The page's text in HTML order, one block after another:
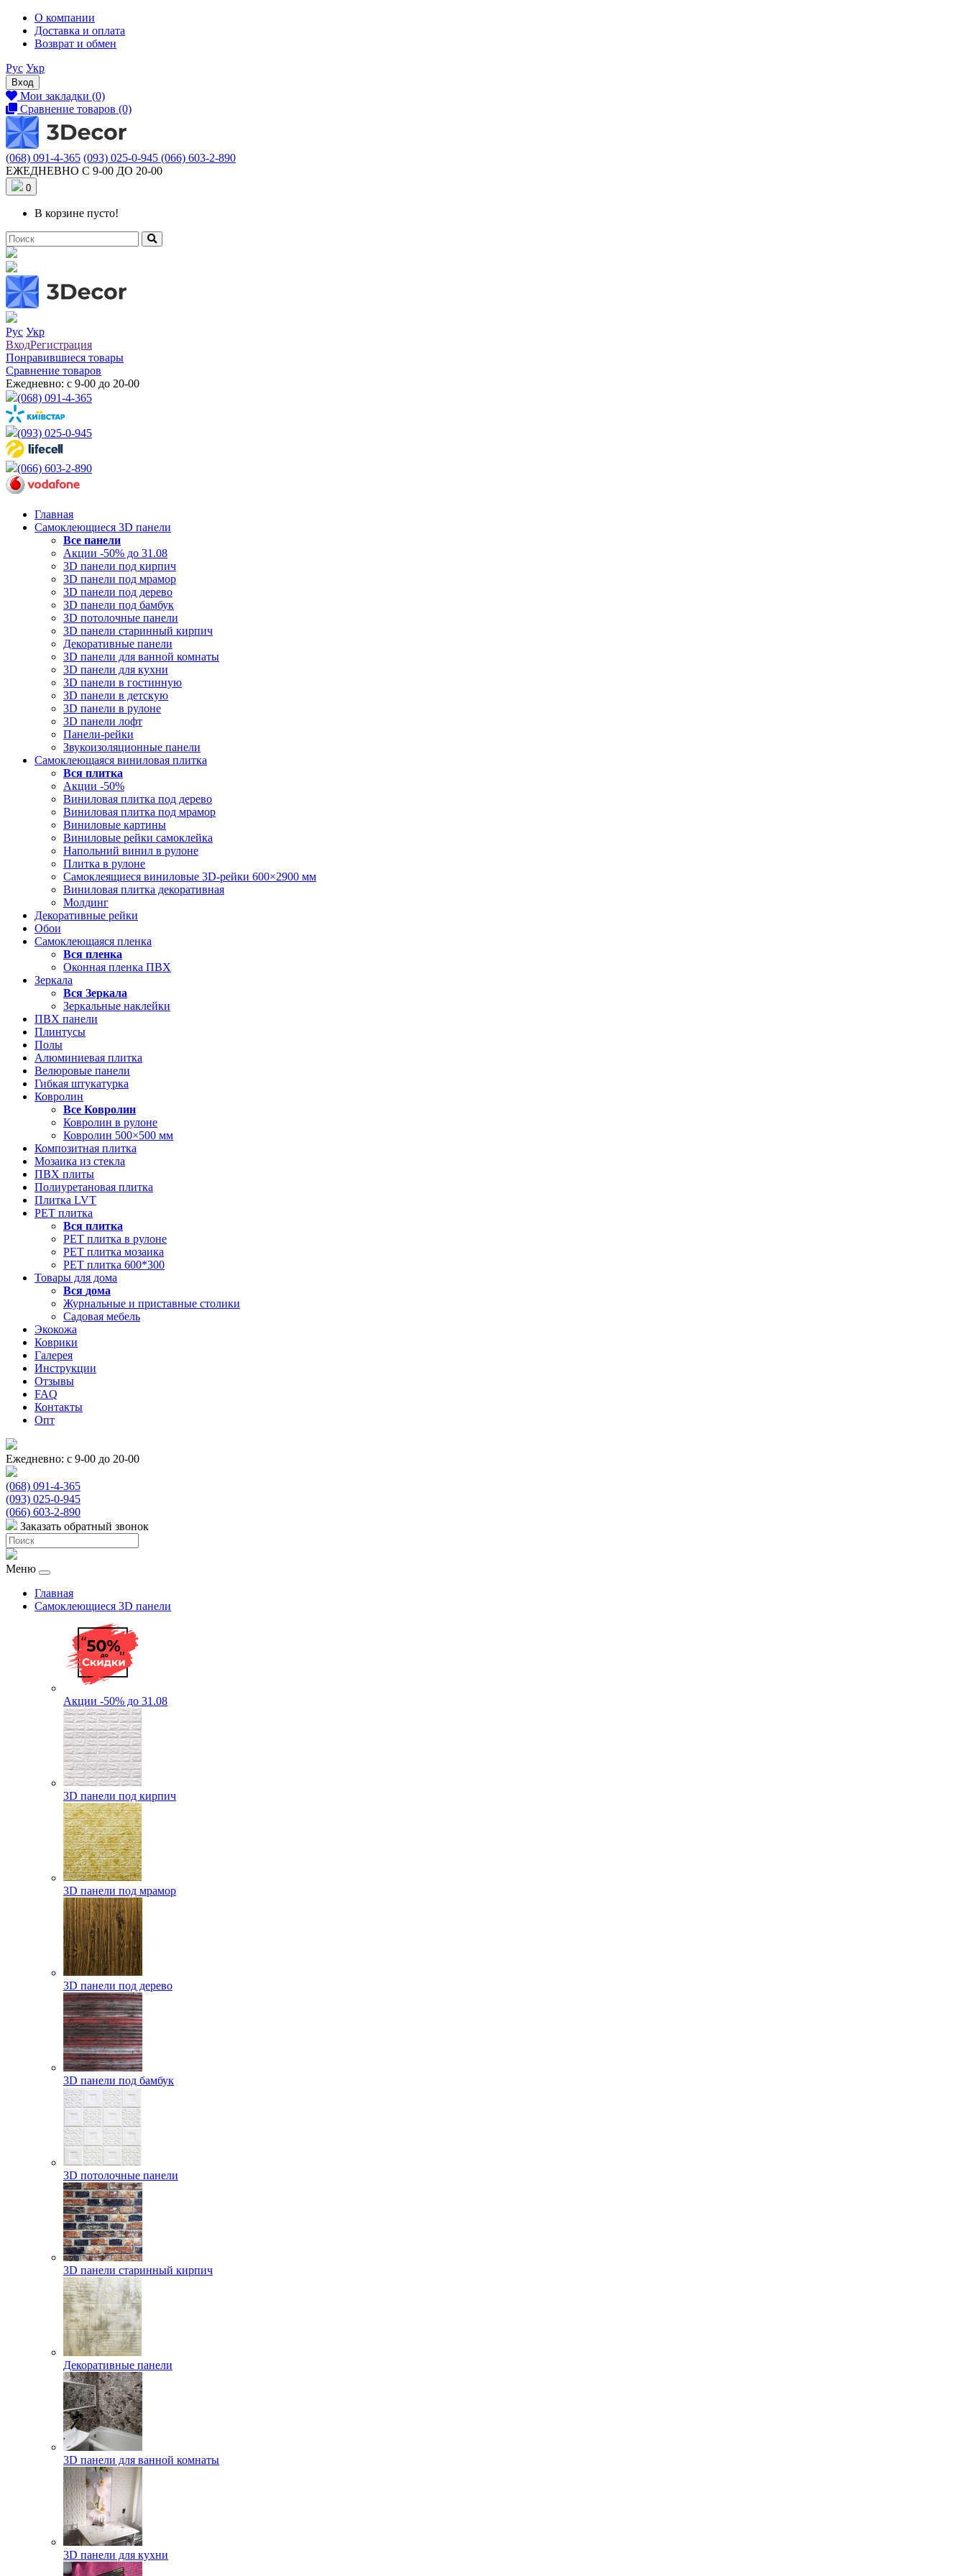
О компании
Доставка и оплата
Возврат и обмен
Рус Укр
Вход
Мои закладки (0)
Сравнение товаров (0)
(068) 091-4-365 (093) 025-0-945 (066) 603-2-890
ЕЖЕДНЕВНО С 9-00 ДО 20-00
0
В корзине пусто!
Рус Укр
ВходРегистрация
Понравившиеся товары
Сравнение товаров
Ежедневно: с 9-00 до 20-00
(068) 091-4-365
(093) 025-0-945
(066) 603-2-890
Главная
Самоклеющиеся 3D панели
Все панели
Акции -50% до 31.08
3D панели под кирпич
3D панели под мрамор
3D панели под дерево
3D панели под бамбук
3D потолочные панели
3D панели старинный кирпич
Декоративные панели
3D панели для ванной комнаты
3D панели для кухни
3D панели в гостинную
3D панели в детскую
3D панели в рулоне
3D панели лофт
Панели-рейки
Звукоизоляционные панели
Самоклеющаяся виниловая плитка
Вся плитка
Акции -50%
Виниловая плитка под дерево
Виниловая плитка под мрамор
Виниловые картины
Виниловые рейки самоклейка
Напольний винил в рулоне
Плитка в рулоне
Самоклеящиеся виниловые 3D‑рейки 600×2900 мм
Виниловая плитка декоративная
Молдинг
Декоративные рейки
Обои
Самоклеющаяся пленка
Вся пленка
Оконная пленка ПВХ
Зеркала
Вся Зеркала
Зеркальные наклейки
ПВХ панели
Плинтусы
Полы
Алюминиевая плитка
Велюровые панели
Гибкая штукатурка
Ковролин
Все Ковролин
Ковролин в рулоне
Ковролин 500×500 мм
Композитная плитка
Мозаика из стекла
ПВХ плиты
Полиуретановая плитка
Плитка LVT
РЕТ плитка
Вся плитка
РЕТ плитка в рулоне
РЕТ плитка мозаика
РЕТ плитка 600*300
Товары для дома
Вся дома
Журнальные и приставные столики
Садовая мебель
Экокожа
Коврики
Галерея
Инструкции
Отзывы
FAQ
Контакты
Опт
Ежедневно: с 9-00 до 20-00
(068) 091-4-365
(093) 025-0-945
(066) 603-2-890
Заказать обратный звонок
Меню
Главная
Самоклеющиеся 3D панели
Акции -50% до 31.08
3D панели под кирпич
3D панели под мрамор
3D панели под дерево
3D панели под бамбук
3D потолочные панели
3D панели старинный кирпич
Декоративные панели
3D панели для ванной комнаты
3D панели для кухни